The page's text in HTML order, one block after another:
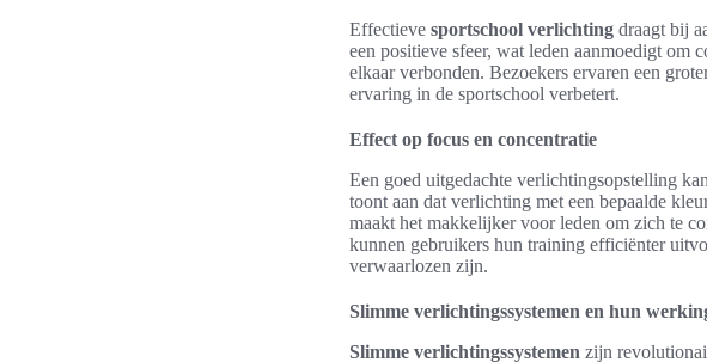
Effectieve sportschool verlichting draagt bij
een positieve sfeer, wat leden aanmoedigt om
elkaar verbonden. Bezoekers ervaren een
ervaring in de sportschool verbetert.
Effect op focus en concentratie
Een goed uitgedachte verlichtingsopstelling
toont aan dat verlichting met een bepaalde
maakt het makkelijker voor leden om zich te
kunnen gebruikers hun training efficiënter
verwaarlozen zijn.
Slimme verlichtingssystemen en hun
Slimme verlichtingssystemen zijn